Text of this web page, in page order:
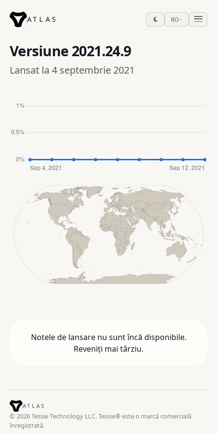
ATLAS RO
Versiune 2021.24.9
Lansat la 4 septembrie 2021
Notele de lansare nu sunt încă disponibile.
Reveniți mai târziu.
ATLAS
© 2026 Tessie Technology LLC. Tessie® este o marcă comercială
înregistrată.